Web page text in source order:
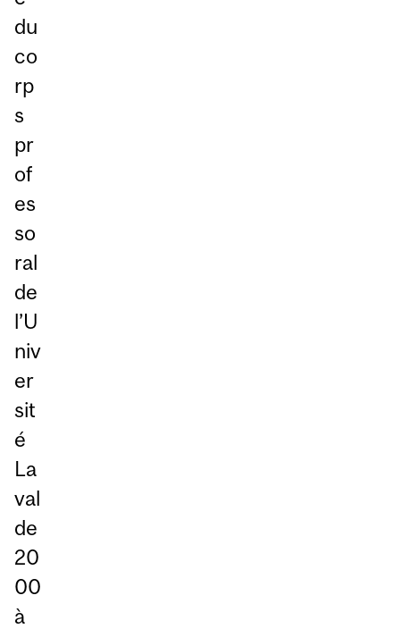
du
co
rp
s
pr
of
es
so
ral
de
l’U
niv
er
sit
é
La
val
de
20
00
à